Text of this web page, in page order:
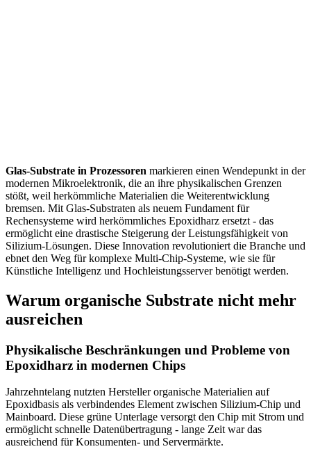
Glas-Substrate in Prozessoren markieren einen Wendepunkt in der
modernen Mikroelektronik, die an ihre physikalischen Grenzen
stößt, weil herkömmliche Materialien die Weiterentwicklung
bremsen. Mit Glas-Substraten als neuem Fundament für
Rechensysteme wird herkömmliches Epoxidharz ersetzt - das
ermöglicht eine drastische Steigerung der Leistungsfähigkeit von
Silizium-Lösungen. Diese Innovation revolutioniert die Branche und
ebnet den Weg für komplexe Multi-Chip-Systeme, wie sie für
Künstliche Intelligenz und Hochleistungsserver benötigt werden.
Warum organische Substrate nicht mehr
ausreichen
Physikalische Beschränkungen und Probleme von
Epoxidharz in modernen Chips
Jahrzehntelang nutzten Hersteller organische Materialien auf
Epoxidbasis als verbindendes Element zwischen Silizium-Chip und
Mainboard. Diese grüne Unterlage versorgt den Chip mit Strom und
ermöglicht schnelle Datenübertragung - lange Zeit war das
ausreichend für Konsumenten- und Servermärkte.